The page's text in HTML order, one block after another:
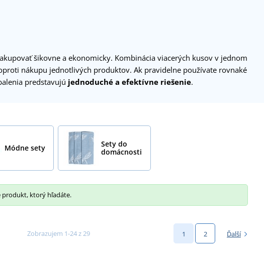
šikovne a ekonomicky. Kombinácia viacerých kusov v jednom
nákupu jednotlivých produktov. Ak pravidelne používate rovnaké
predstavujú jednoduché a efektívne riešenie.
Módne sety
Sety do
domácnosti
produkt, ktorý hľadáte.
Zobrazujem 1-24 z 29 1 2 Ďalší